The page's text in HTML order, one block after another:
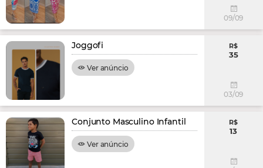
09/09
Joggofi
Ver anúncio
R$
35
03/09
Conjunto Masculino Infantil
Ver anúncio
R$
13